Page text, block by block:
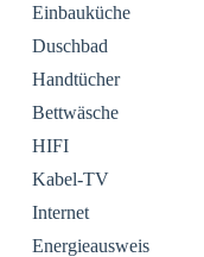
Einbauküche
Duschbad
Handtücher
Bettwäsche
HIFI
Kabel-TV
Internet
Energieausweis